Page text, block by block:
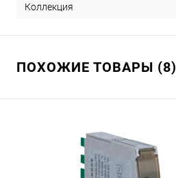
Коллекция
ПОХОЖИЕ ТОВАРЫ (8)